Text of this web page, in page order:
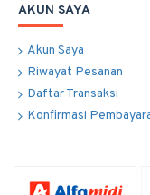
AKUN SAYA
Akun Saya
Riwayat Pesanan
Daftar Transaksi
Konfirmasi